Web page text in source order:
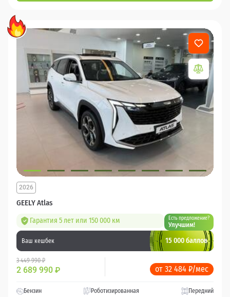
GEELY Atlas
2026
Гарантия 5 лет или 150 000 км Есть предложение?
Улучшим!
Ваш кешбек 15 000 баллов
3 449 990 ₽
2 689 990 ₽ от 32 484 ₽/мес
Бензин Роботизированная Передний